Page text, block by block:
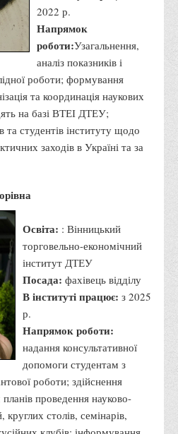
за договорами
розрахунків за договорами про
громадян України
платних послуг
та інших послуг
про захист прав інтелектуальної
«ВАТРА»
2022 р.
Напрямок
роботи:Узагальнення,
аналіз показників і
роботи; формування
та координація наукових
на базі ВТЕІ ДТЕУ;
та студентів інституту щодо
заходів в Україні та за
Освіта: : Вінницький
торговельно-економічний
інститут ДТЕУ
Посада: фахівець відділу
В інституті працює: з 2025
р.
Напрямок роботи:
надання консультативної
допомоги студентам з
роботи; здійснення
проведення науково-
столів, семінарів,